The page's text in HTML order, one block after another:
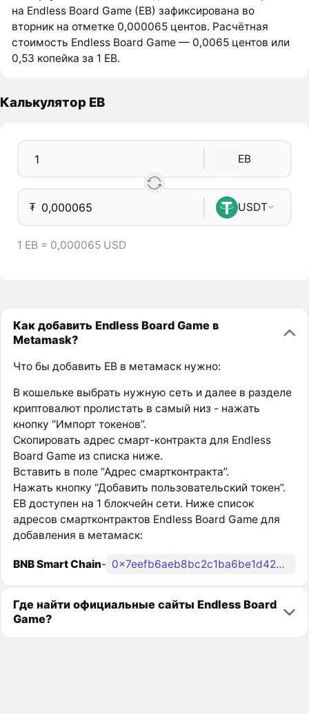
на Endless Board Game (EB) зафиксирована во
вторник на отметке 0,000065 центов. Расчётная
стоимость Endless Board Game — 0,0065 центов или
0,53 копейка за 1 EB.
Калькулятор EB
EB
₮ USDT
1 EB = 0,000065 USD
Как добавить Endless Board Game в
Metamask?
Что бы добавить EB в метамаск нужно:
В кошельке выбрать нужную сеть и далее в разделе
криптовалют пролистать в самый низ - нажать
кнопку “Импорт токенов”.
Скопировать адрес смарт-контракта для Endless
Board Game из списка ниже.
Вставить в поле “Адрес смартконтракта”.
Нажать кнопку “Добавить пользовательский токен”.
EB доступен на 1 блокчейн сети. Ниже список
адресов смартконтрактов Endless Board Game для
добавления в метамаск:
BNB Smart Chain- 0x7eefb6aeb8bc2c1ba6be1d4273ec0758a1321272
Где найти официальные сайты Endless Board
Game?